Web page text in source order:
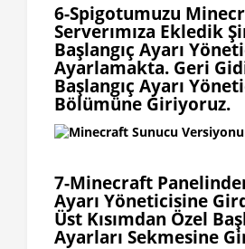
6-Spigotumuzu
Serverımıza Ekledik
Başlangıç Ayarı
Ayarlamakta. Geri
Başlangıç Ayarı
Bölümüne Giriyoruz.
7-Minecraft
Ayarı Yöneticisine
Üst Kısımdan Özel
Ayarları Sekmesine